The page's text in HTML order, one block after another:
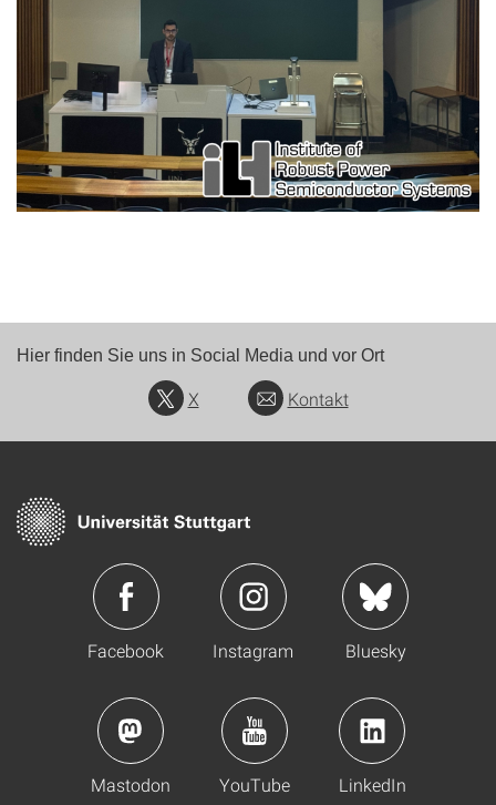
Hier finden Sie uns in Social Media und vor Ort
X Kontakt
Facebook Instagram Bluesky
Mastodon YouTube LinkedIn